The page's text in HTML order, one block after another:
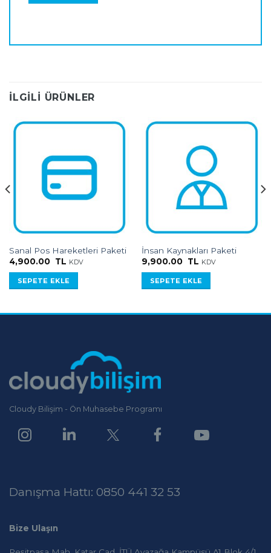
İLGILI ÜRÜNLER
Sanal Pos Hareketleri Paketi
4,900.00
TL KDV
SEPETE EKLE
İnsan Kaynakları Paketi
9,900.00
TL KDV
SEPETE EKLE
Cloudy Bilişim - Ön Muhasebe Programı
Danışma Hattı: 0850 441 32 53
Bize Ulaşın